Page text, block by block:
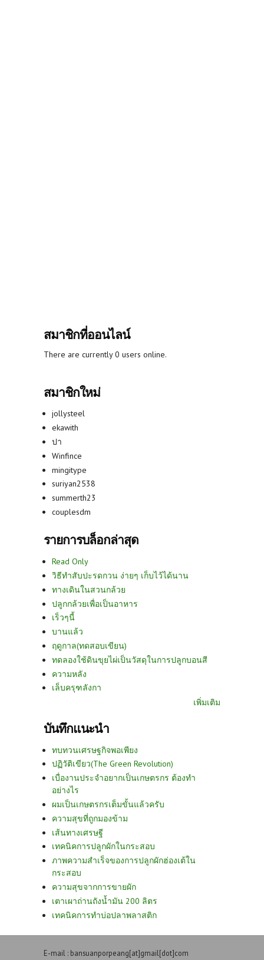
สมาชิกที่ออนไลน์
There are currently 0 users online.
สมาชิกใหม่
jollysteel
ekawith
ปา
Winfince
mingitype
suriyan2538
summerth23
couplesdm
รายการบล็อกล่าสุด
Read Only
วิธีทำสับปะรดกวน ง่ายๆ เก็บไว้ได้นาน
ทางเดินในสวนกล้วย
ปลูกกล้วยเพื่อเป็นอาหาร
เร็วๆนี้
บานแล้ว
ฤดูกาล(ทดสอบเขียน)
ทดลองใช้ดินขุยไผ่เป็นวัสดุในการปลูกบอนสี
ความหลัง
เล็บครุฑลังกา
เพิ่มเติม
บันทึกแนะนำ
ทบทวนเศรษฐกิจพอเพียง
ปฏิวัติเขียว(The Green Revolution)
เบื่องานประจำอยากเป็นเกษตรกร ต้องทำ
อย่างไร
ผมเป็นเกษตรกรเต็มขั้นแล้วครับ
ความสุขที่ถูกมองข้าม
เส้นทางเศรษฐี
เทคนิคการปลูกผักในกระสอบ
ภาพความสำเร็จของการปลูกผักฮ่องเต้ใน
กระสอบ
ความสุขจากการขายผัก
เตาเผาถ่านถังน้ำมัน 200 ลิตร
เทคนิคการทำบ่อปลาพลาสติก
E-mail : bansuanporpeang[at]gmail[dot]com